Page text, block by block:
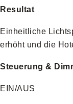
Resultat
Einheitliche
erhöht und die
Steuerung &
EIN/AUS